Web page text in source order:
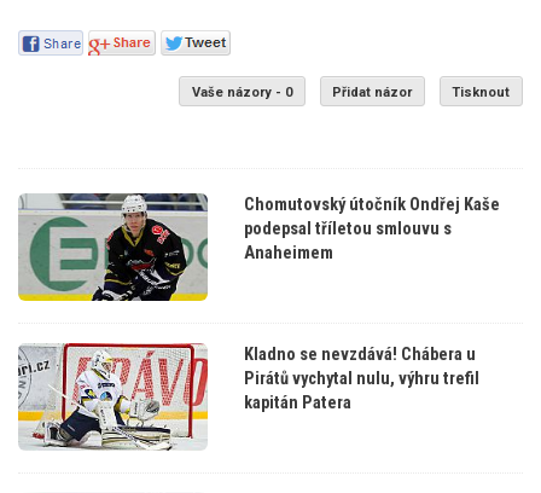
Vaše názory - 0 Přidat názor Tisknout
Chomutovský útočník Ondřej Kaše
podepsal tříletou smlouvu s
Anaheimem
Kladno se nevzdává! Chábera u
Pirátů vychytal nulu, výhru trefil
kapitán Patera